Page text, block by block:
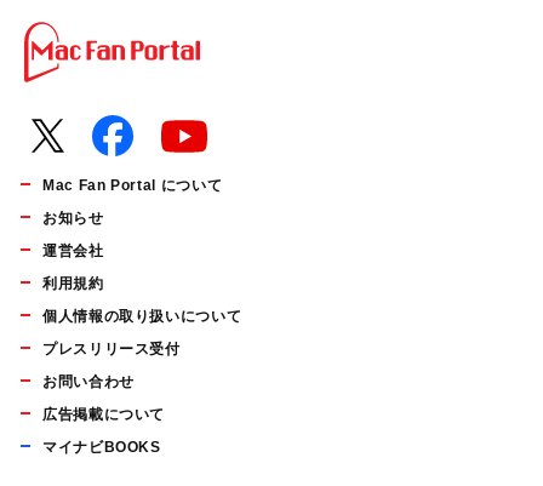
Mac Fan Portal について
お知らせ
運営会社
利用規約
個人情報の取り扱いについて
プレスリリース受付
お問い合わせ
広告掲載について
マイナビBOOKS